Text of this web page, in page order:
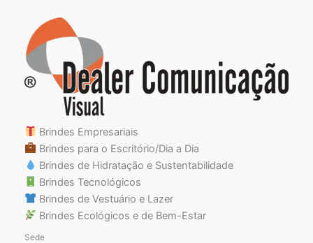
Brindes Empresariais
Brindes para o Escritório/Dia a Dia
Brindes de Hidratação e Sustentabilidade
Brindes Tecnológicos
Brindes de Vestuário e Lazer
Brindes Ecológicos e de Bem-Estar
Sede